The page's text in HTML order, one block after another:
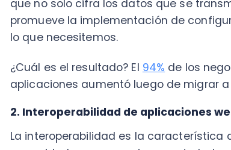
Junto con la escalabilidad, representa una
abierto u “
open computing”, permitiendo
funcionamiento online
Esta cualidad es como una API común a la
diferentes sistemas y contextos digitales,
Además, permite recuperar datos de
tecnología de acceso como OLE DB u